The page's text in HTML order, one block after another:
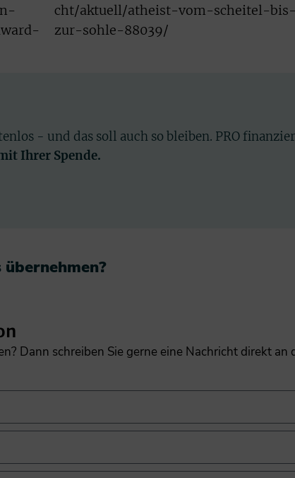
cht/aktuell/atheist-vom-scheitel-bis-
zur-sohle-88039/
- und das soll auch so bleiben. PRO
Ihrer Spende.
Dann schreiben Sie gerne eine Nachricht direkt an